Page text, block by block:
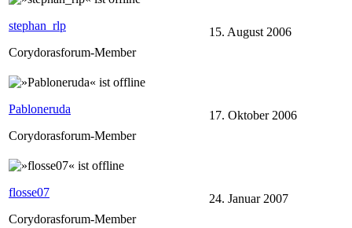
stephan_rlp
Corydorasforum-Member
15. August 2006
Pabloneruda
Corydorasforum-Member
17. Oktober 2006
flosse07
Corydorasforum-Member
24. Januar 2007